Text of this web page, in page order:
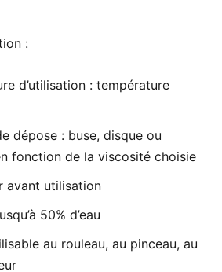
:
d’utilisation : température
dépose : buse, disque ou
fonction de la viscosité choisie
avant utilisation
50% d’eau
au rouleau, au pinceau, au